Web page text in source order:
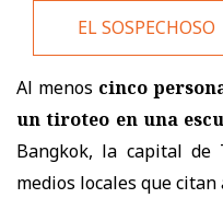
EL SOSPECHOSO
Al menos cinco
un tiroteo en una
Bangkok, la capital de
medios locales que citan